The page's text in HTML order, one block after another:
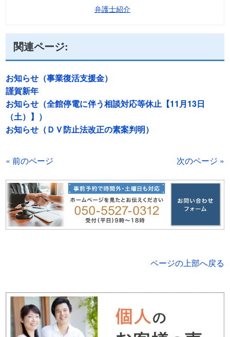
弁護士紹介
関連ページ:
お知らせ（事業復活支援金）
謹賀新年
お知らせ（全館停電に伴う相談対応等休止【11月13日
（土）】）
お知らせ（ＤＶ防止法改正の素案判明）
« 前のページ 次のページ »
ページの上部へ戻る